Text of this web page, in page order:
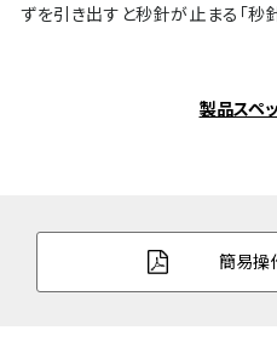
ずを引き出すと秒針が止まる「秒
製品スペ
簡易操